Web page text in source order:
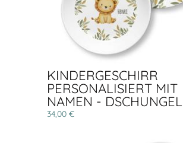
KINDERGESCHIRR
PERSONALISIERT MIT
NAMEN - DSCHUNGEL
34,00 €